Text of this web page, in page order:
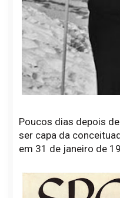
Poucos dias depois
ser capa da
em 31 de janeiro de